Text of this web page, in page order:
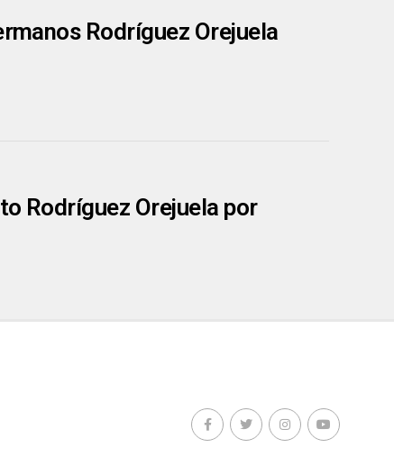
Rodríguez Orejuela
Rodríguez Orejuela por